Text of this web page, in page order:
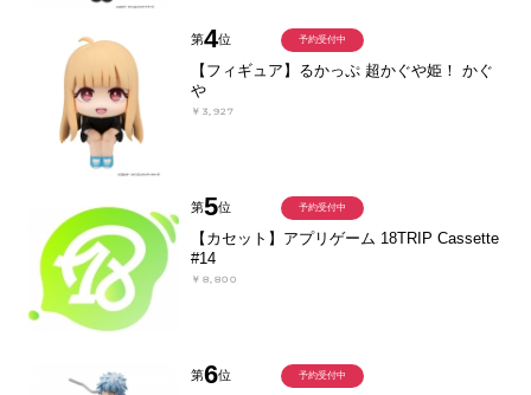
第4位
【フィギュア】るかっぷ 超かぐや姫！ かぐ
や
￥3,927
予約受付中
第5位
【カセット】アプリゲーム 18TRIP Cassette
#14
￥8,800
予約受付中
第6位 予約受付中